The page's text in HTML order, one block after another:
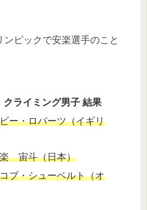
ピックで安楽選手のこと
クライミング男子 結果
ー・ロバーツ（イギリ
宙斗（日本）
ブ・シューベルト（オ